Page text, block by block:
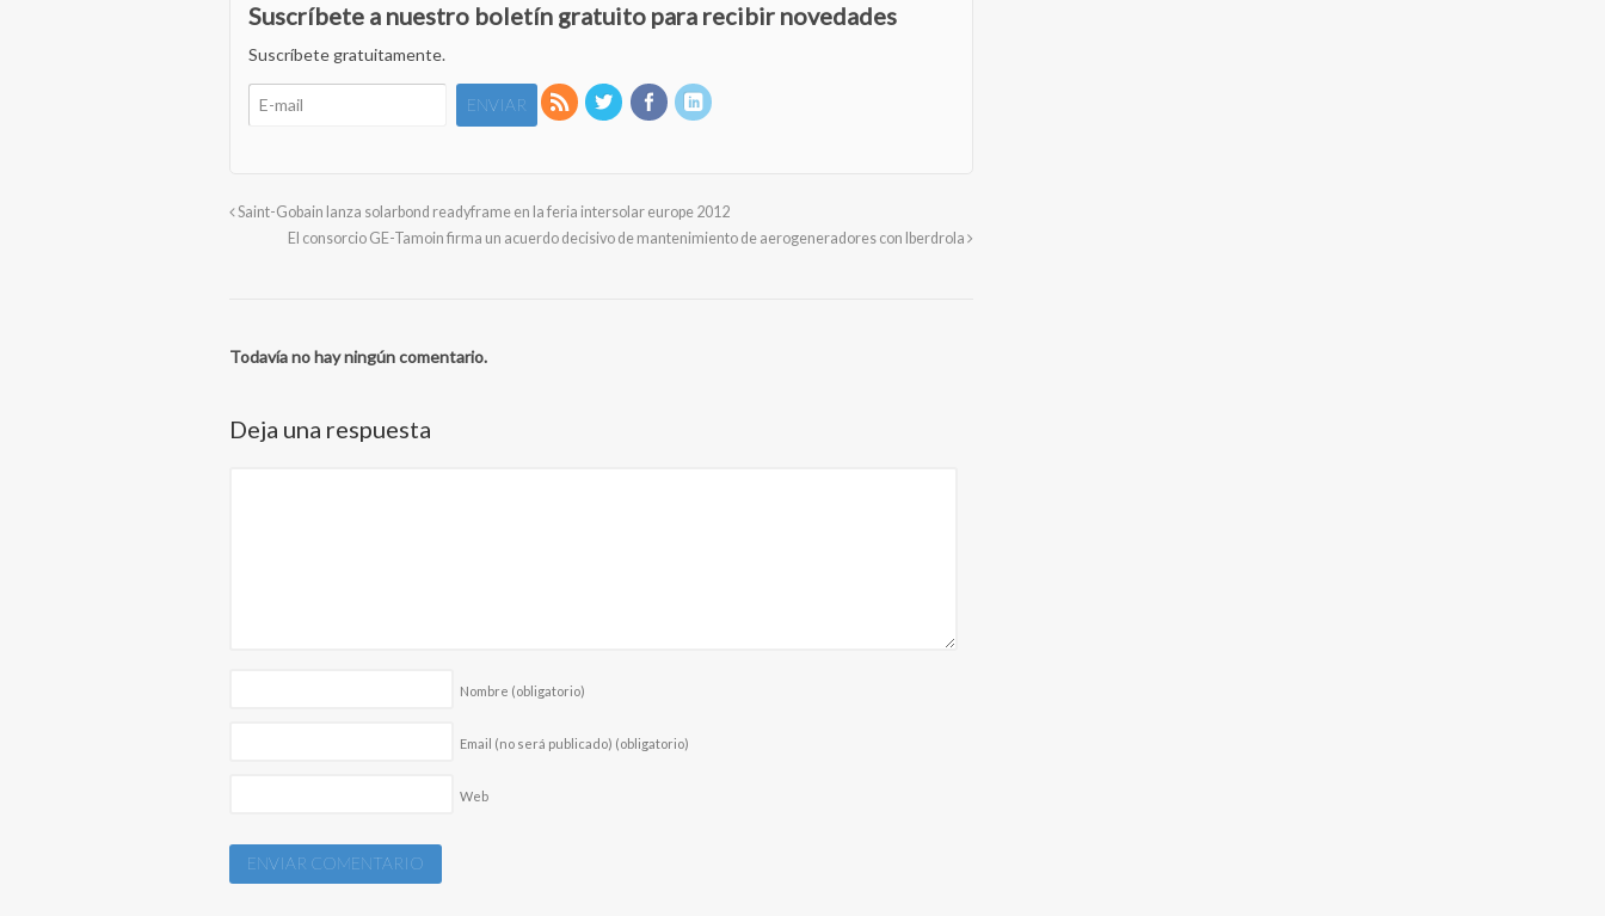
Suscríbete a nuestro boletín gratuito para recibir novedades
Suscríbete gratuitamente.
Saint-Gobain lanza solarbond readyframe en la feria intersolar europe 2012
El consorcio GE-Tamoin firma un acuerdo decisivo de mantenimiento de aerogeneradores con Iberdrola
Todavía no hay ningún comentario.
Deja una respuesta
Nombre (obligatorio)
Email (no será publicado) (obligatorio)
Web